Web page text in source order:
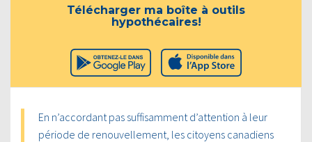
Télécharger ma boîte à outils
hypothécaires!
En n’accordant pas suffisamment d’attention à leur
période de renouvellement, les citoyens canadiens